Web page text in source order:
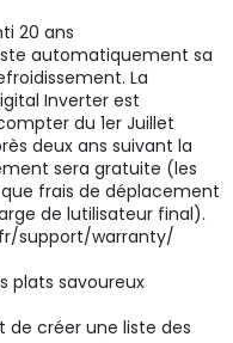
20 ans
automatiquement sa
La
Inverter est
du 1er Juillet
deux ans suivant la
sera gratuite (les
frais de déplacement
de lutilisateur final).
support/warranty/
plats savoureux
de créer une liste des